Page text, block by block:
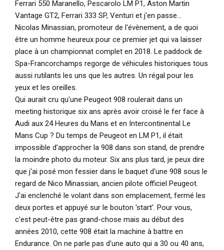
Ferrari 550 Maranello, Pescarolo LM P1, Aston Martin
Vantage GT2, Ferrari 333 SP, Venturi et j'en passe...
Nicolas Minassian, promoteur de l'évènement, a de quoi
être un homme heureux pour ce premier jet qui va laisser
place à un championnat complet en 2018. Le paddock de
Spa-Francorchamps regorge de véhicules historiques tous
aussi rutilants les uns que les autres. Un régal pour les
yeux et les oreilles.
Qui aurait cru qu'une Peugeot 908 roulerait dans un
meeting historique six ans après avoir croisé le fer face à
Audi aux 24 Heures du Mans et en Intercontinental Le
Mans Cup ? Du temps de Peugeot en LM P1, il était
impossible d'approcher la 908 dans son stand, de prendre
la moindre photo du moteur. Six ans plus tard, je peux dire
que j'ai posé mon fessier dans le baquet d'une 908 sous le
regard de Nico Minassian, ancien pilote officiel Peugeot.
J'ai enclenché le volant dans son emplacement, fermé les
deux portes et appuyé sur le bouton 'start'. Pour vous,
c'est peut-être pas grand-chose mais au début des
années 2010, cette 908 était la machine à battre en
Endurance. On ne parle pas d'une auto qui a 30 ou 40 ans,